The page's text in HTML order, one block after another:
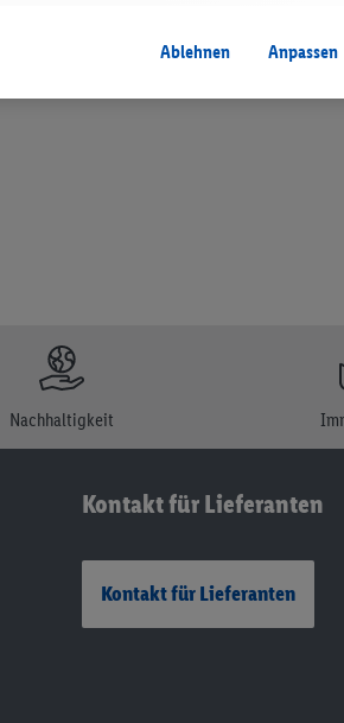
beworbenen Produkte, vor allem NonFood-
Nachhaltigkeit
Kontakt für Lieferanten
Kontakt für Lieferanten
Ablehnen
Anpassen